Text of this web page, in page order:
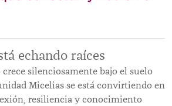
echando raíces
silenciosamente bajo el suelo
Micelias se está convirtiendo en
resiliencia y conocimiento